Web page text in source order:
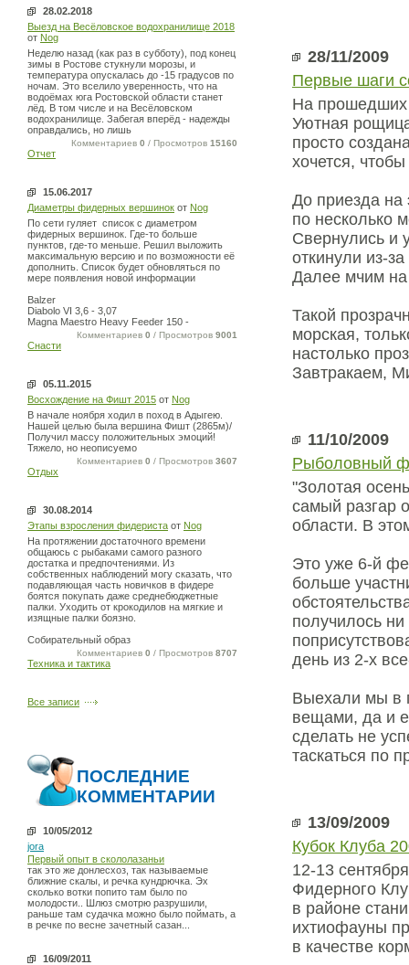
28.02.2018
Выезд на Весёловское водохранилище 2018
от Nog
Неделю назад (как раз в субботу), под конец
зимы в Ростове стукнули морозы, и
температура опускалась до -15 градусов по
ночам. Это вселило уверенность, что на
водоёмах юга Ростовской области станет
лёд. В том числе и на Весёловском
водохранилище. Забегая вперёд - надежды
оправдались, но лишь
Комментариев 0 / Просмотров 15160
Отчет
15.06.2017
Диаметры фидерных вершинок от Nog
По сети гуляет список с диаметром
фидерных вершинок. Где-то больше
пунктов, где-то меньше. Решил выложить
максимальную версию и по возможности её
дополнить. Список будет обновляться по
мере появления новой информации
Balzer
Diabolo VI 3,6 - 3,07
Magna Maestro Heavy Feeder 150 -
Комментариев 0 / Просмотров 9001
Снасти
05.11.2015
Восхождение на Фишт 2015 от Nog
В начале ноября ходил в поход в Адыгею.
Нашей целью была вершина Фишт (2865м)/
Получил массу положительных эмоций!
Тяжело, но неописуемо
Комментариев 0 / Просмотров 3607
Отдых
30.08.2014
Этапы взросления фидериста от Nog
На протяжении достаточного времени
общаюсь с рыбаками самого разного
достатка и предпочтениями. Из
собственных наблюдений могу сказать, что
подавляющая часть новичков в фидере
боятся покупать даже среднебюджетные
палки. Уходить от крокодилов на мягкие и
изящные палки боязно.
Собирательный образ
Комментариев 0 / Просмотров 8707
Техника и тактика
Все записи
ПОСЛЕДНИЕ
КОММЕНТАРИИ
10/05/2012
jora
Первый опыт в скололазаньи
так это же донлесхоз, так называемые
ближние скалы, и речка кундрючка. Эх
сколько вотки попито там было по
молодости.. Шлюз смотрю разрушили,
раньше там судачка можно было поймать, а
в речке по весне зачетный сазан...
16/09/2011
28/11/2009
Первые шаги
На прошедших
Уютная
просто
хочется,
До приезда
по несколько
Свернулись и
откинули из-
Далее мчим
Такой
морская,
настолько
Завтракаем,
11/10/2009
Рыболовный
"Золотая
самый разгар
области. В
Это уже 6-й
больше
получилось
день из 2-х
Выехали мы в
вещами, да и
сделать не
таскаться по
13/09/2009
Кубок Клуба
12-13
Фидерного
в районе
ихтиофауны
в качестве